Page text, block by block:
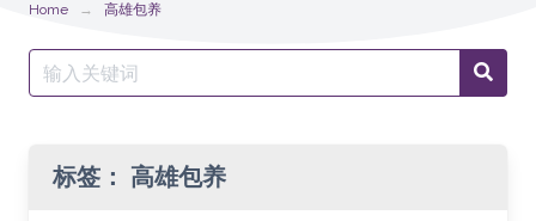
Home 高雄包养
Search
for:
标签： 高雄包养